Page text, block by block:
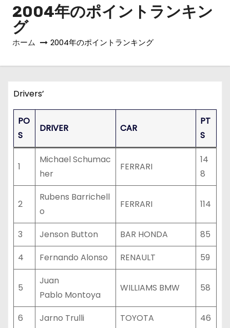
2004年のポイントランキン
グ
ホーム 2004年のポイントランキング
Drivers’
PO
S
DRIVER CAR
PT
S
1
Michael Schumac
her
FERRARI
14
8
2
Rubens Barrichell
o
FERRARI 114
3 Jenson Button BAR HONDA
85
4
Fernando Alonso RENAULT 59
5
Juan
Pablo Montoya
WILLIAMS BMW 58
6 Jarno Trulli TOYOTA 46